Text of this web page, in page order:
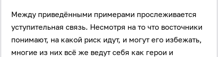
Между приведёнными примерами прослеживается
уступительная связь. Несмотря на то что восточники
понимают, на какой риск идут, и могут его избежать,
многие из них всё же ведут себя как герои и